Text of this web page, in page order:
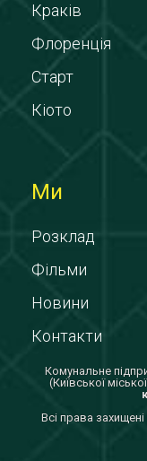
Краків
Флоренція
Старт
Кіото
Ми
Розклад
Фільми
Новини
Контакти
Комунальне
(Київської
Всi права захищенi